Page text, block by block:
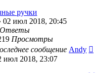
ручки
02 июл 2018, 20:45
Ответы
Просмотры
сообщение Andy
июл 2018, 23:07